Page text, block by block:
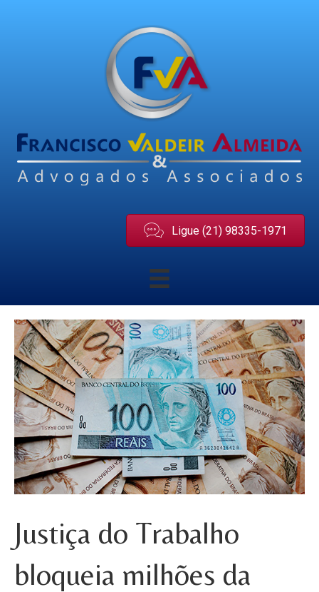
Ligue (21) 98335-1971
Justiça do Trabalho
bloqueia milhões da